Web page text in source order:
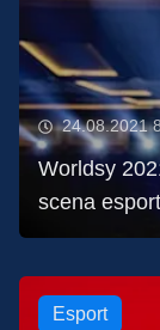
24.08.2021
Worldsy
scena
Esport